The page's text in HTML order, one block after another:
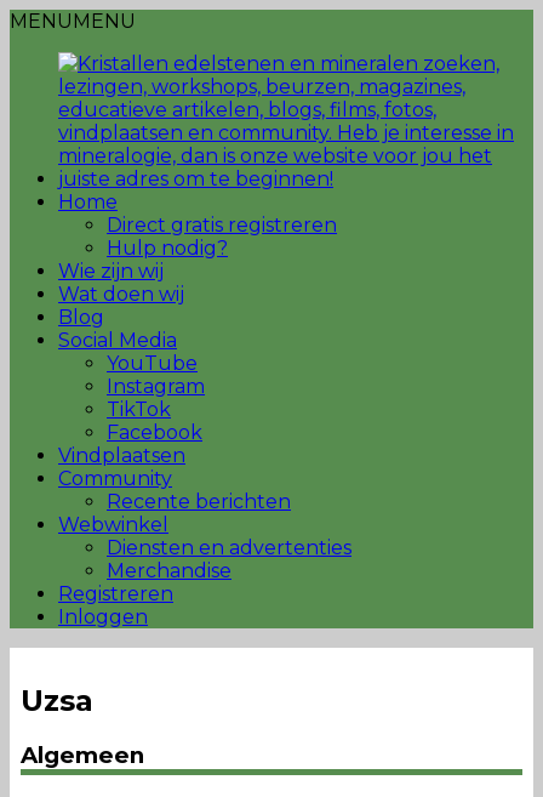
MENUMENU
Home
Direct gratis registreren
Hulp nodig?
Wie zijn wij
Wat doen wij
Blog
Social Media
YouTube
Instagram
TikTok
Facebook
Vindplaatsen
Community
Recente berichten
Webwinkel
Diensten en advertenties
Merchandise
Registreren
Inloggen
Uzsa
Algemeen